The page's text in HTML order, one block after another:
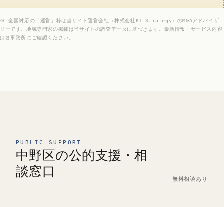
※ 全国対応の「運営」枠は当サイト運営会社（株式会社KI Strategy）のM&Aアドバイザ
リーです。地域専門家の掲載は当サイトの調査データに基づきます。最新情報・サービス内容
は各事務所にご確認ください。
PUBLIC SUPPORT
中野区の公的支援・相
談窓口
無料相談あり